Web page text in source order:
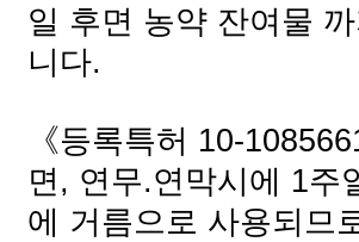
일 후면 농약 잔여물
니다.
《등록특허 10-
면, 연무.연막시에 1주
에 거름으로 사용되므